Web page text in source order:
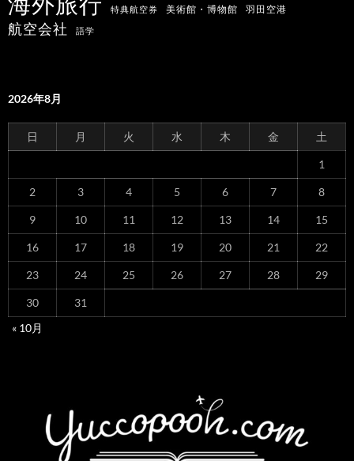
特典航空券 美術館・博物館 羽田空港
航空会社 語学
2026年8月
日 月 火 水 木 金 土
1
2 3 4 5 6 7 8
9 10 11 12 13 14 15
16 17 18 19 20 21 22
23 24 25 26 27 28 29
30
31
« 10月